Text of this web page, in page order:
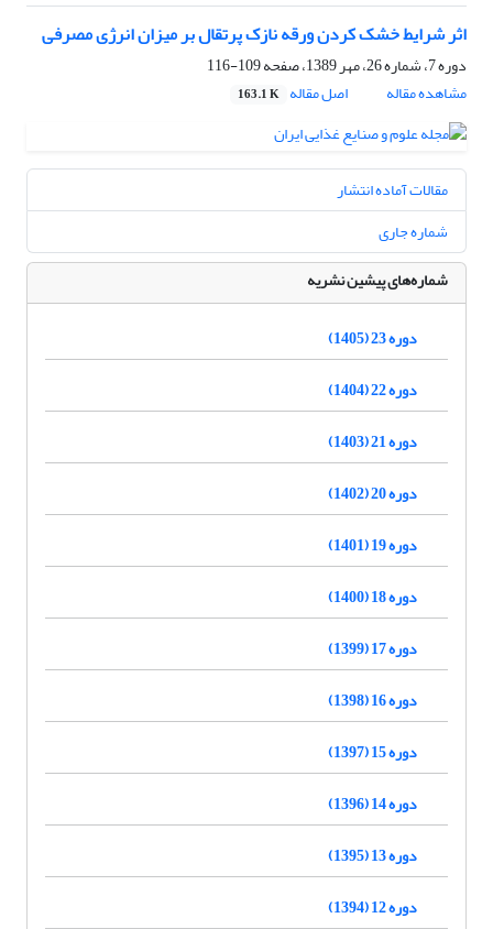
اثر شرایط خشک کردن ورقه نازک پرتقال بر میزان انرژی مصرفی
دوره 7، شماره 26، مهر 1389، صفحه
109-116
مشاهده مقاله
اصل مقاله 163.1 K
مقالات آماده انتشار
شماره جاری
شماره‌های پیشین نشریه
دوره 23 (1405)
دوره 22 (1404)
دوره 21 (1403)
دوره 20 (1402)
دوره 19 (1401)
دوره 18 (1400)
دوره 17 (1399)
دوره 16 (1398)
دوره 15 (1397)
دوره 14 (1396)
دوره 13 (1395)
دوره 12 (1394)